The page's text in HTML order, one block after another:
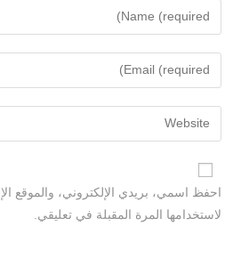
احفظ اسمي، بريدي الإلكتروني، والموقع
لاستخدامها المرة المقبلة في تعليقي.